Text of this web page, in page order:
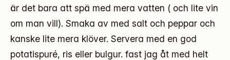
är det bara att spä med mera vatten ( och lite vin
om man vill). Smaka av med salt och peppar och
kanske lite mera klöver. Servera med en god
potatispuré, ris eller bulgur. fast jag åt med helt